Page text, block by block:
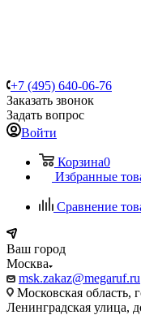
+7 (495) 640-06-76
Заказать звонок
Задать вопрос
Войти
Корзина0
Избранные
Сравнение
Ваш город
Москва
msk.zakaz@megaruf.ru
Московская область,
Ленинградская улица,